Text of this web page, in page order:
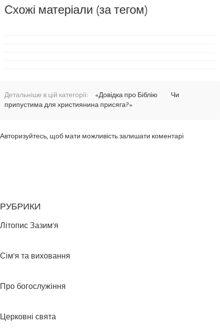
Схожі матеріали (за тегом)
Детальніше в цій категорії: «Довідка про Біблію
Чи
припустима для християнина присяга?»
Авторизуйтесь, щоб мати можливість залишати коментарі
РУБРИКИ
Літопис Зазим'я
Сім'я та виховання
Про богослужіння
Церковні свята